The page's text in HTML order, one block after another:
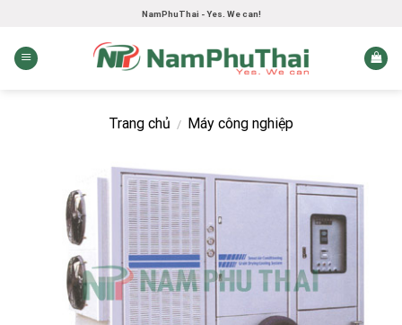
content
NamPhuThai - Yes. We can!
Trang chủ / Máy công nghiệp